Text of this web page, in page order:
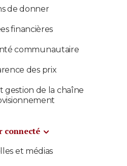
de donner
financières
communautaire
des prix
gestion de la chaîne
connecté
et médias